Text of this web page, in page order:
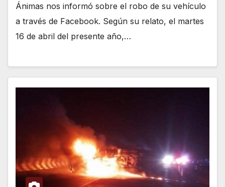
Ánimas nos informó sobre el robo de su vehículo
a través de Facebook. Según su relato, el martes
16 de abril del presente año,…